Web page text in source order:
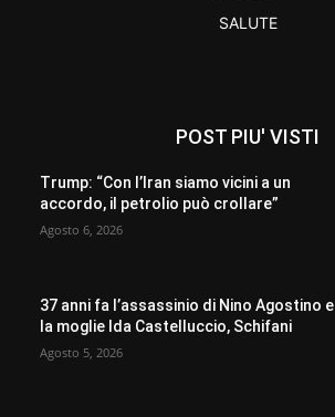
SALUTE
POST PIU' VISTI
Trump: “Con l’Iran siamo vicini a un
accordo, il petrolio può crollare”
Agosto 6, 2026
37 anni fa l’assassinio di Nino Agostino e
la moglie Ida Castelluccio, Schifani
Agosto 5, 2026